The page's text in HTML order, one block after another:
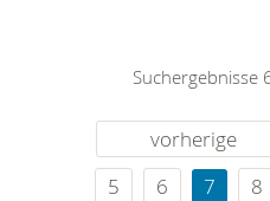
Suchergebnisse
vorherige
5
6 7 8